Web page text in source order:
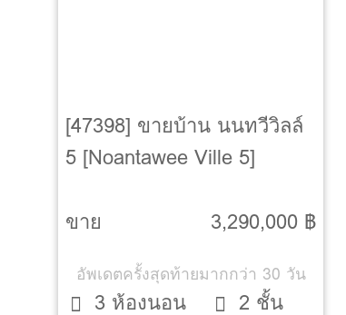
[47398] ขายบ้าน นนทวีวิลล์
5 [Noantawee Ville 5]
ขาย 3,290,000 ฿
อัพเดตครั้งสุดท้ายมากกว่า 30 วัน
3 ห้องนอน
2 ชั้น